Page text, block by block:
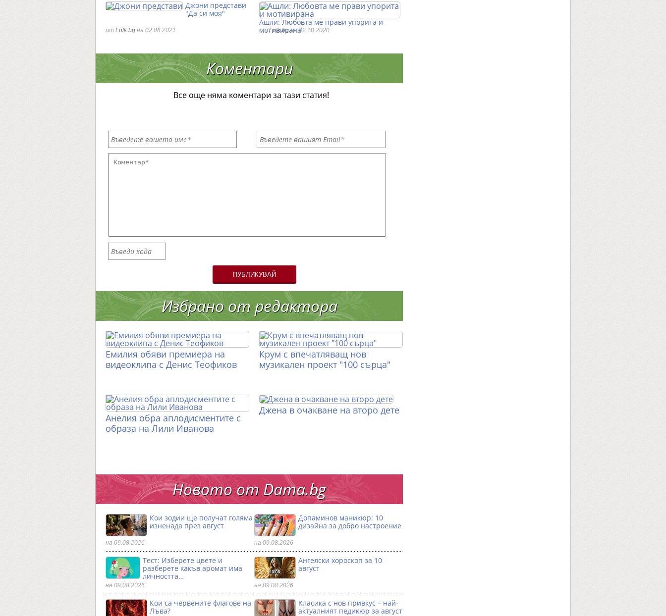
Джони представи
"Да си моя"
от Folk.bg на 02.06.2021
Ашли: Любовта ме прави упорита и
мотивирана
отFolk.bgна 02.10.2020
Коментари
Все още няма коментари за тази статия!
ПУБЛИКУВАЙ
Избрано от редактора
Емилия обяви премиера на
видеоклипа с Денис Теофиков
Крум с впечатляващ нов
музикален проект "100 сърца"
Анелия обра аплодисментите с
образа на Лили Иванова
Джена в очакване на второ дете
Новото от Dama.bg
Кои зодии ще получат голяма
изненада през август
на 09.08.2026
Допаминов маникюр: 10
дизайна за добро настроение
на 09.08.2026
Тест: Изберете цвете и
разберете какъв аромат има
личността…
на 09.08.2026
Ангелски хороскоп за 10
август
на 09.08.2026
Кои са червените флагове на
Лъва?
Класика с нов привкус – най-
актуалният педикюр за август